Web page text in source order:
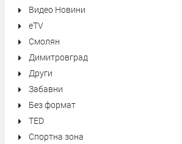
Видео Новини
eTV
Смолян
Димитровград
Други
Забавни
Без формат
TED
Спортна зона